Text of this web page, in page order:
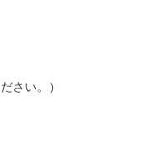
さい。）